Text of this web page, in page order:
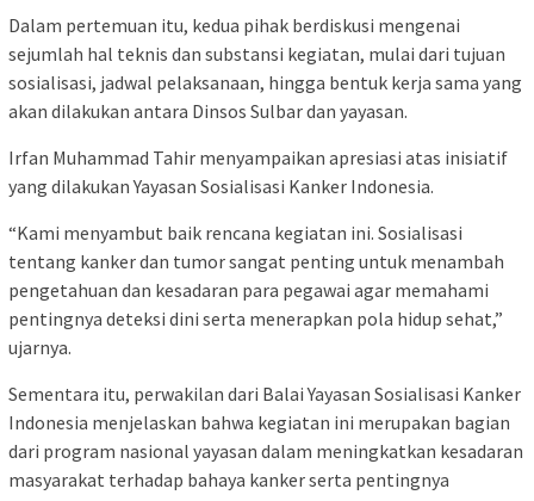
Dalam pertemuan itu, kedua pihak berdiskusi mengenai
sejumlah hal teknis dan substansi kegiatan, mulai dari tujuan
sosialisasi, jadwal pelaksanaan, hingga bentuk kerja sama yang
akan dilakukan antara Dinsos Sulbar dan yayasan.
Irfan Muhammad Tahir menyampaikan apresiasi atas inisiatif
yang dilakukan Yayasan Sosialisasi Kanker Indonesia.
“Kami menyambut baik rencana kegiatan ini. Sosialisasi
tentang kanker dan tumor sangat penting untuk menambah
pengetahuan dan kesadaran para pegawai agar memahami
pentingnya deteksi dini serta menerapkan pola hidup sehat,”
ujarnya.
Sementara itu, perwakilan dari Balai Yayasan Sosialisasi Kanker
Indonesia menjelaskan bahwa kegiatan ini merupakan bagian
dari program nasional yayasan dalam meningkatkan kesadaran
masyarakat terhadap bahaya kanker serta pentingnya